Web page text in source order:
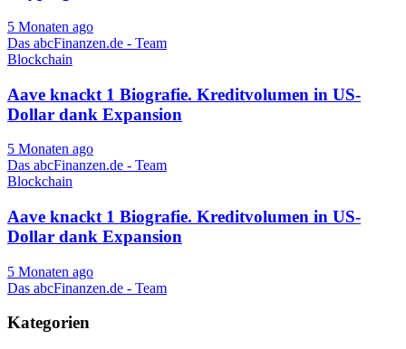
5 Monaten ago
Das abcFinanzen.de - Team
Blockchain
Aave knackt 1 Biografie. Kreditvolumen in US-
Dollar dank Expansion
5 Monaten ago
Das abcFinanzen.de - Team
Blockchain
Aave knackt 1 Biografie. Kreditvolumen in US-
Dollar dank Expansion
5 Monaten ago
Das abcFinanzen.de - Team
Kategorien